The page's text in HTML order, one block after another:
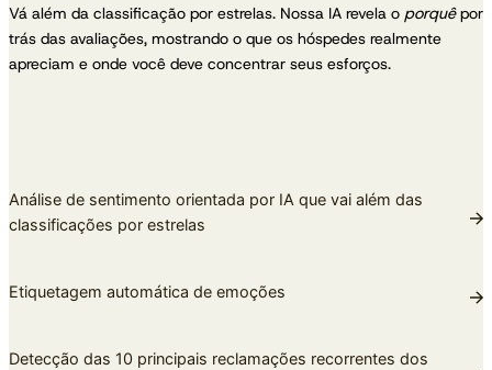
Vá além da classificação por estrelas. Nossa IA revela o porquêpor
trás das avaliações, mostrando o que os hóspedes realmente
apreciam e onde você deve concentrar seus esforços.
Análise de sentimento orientada por IA que vai além das
classificações por estrelas
Etiquetagem automática de emoções
Detecção das 10 principais reclamações recorrentes dos